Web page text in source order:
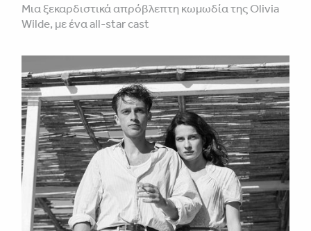
Μια ξεκαρδιστικά απρόβλεπτη κωμωδία της Olivia
Wilde, με ένα all-star cast